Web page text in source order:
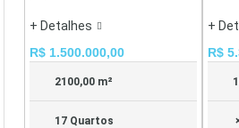
+ Detalhes
R$ 1.500.000,00
2100,00 m²
17 Quartos
+
R$